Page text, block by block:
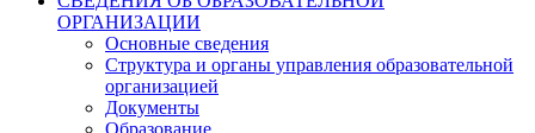
ОРГАНИЗАЦИИ
Основные сведения
Структура и органы управления образовательной
организацией
Документы
Образование